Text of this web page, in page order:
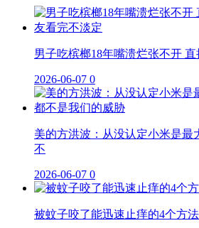
男子吃槟榔18年嘴溃烂张不开
2026-06-07 0
美的方洪波：从没认定小米是最
不
2026-06-07 0
被蚊子咬了能迅速止痒的4个方